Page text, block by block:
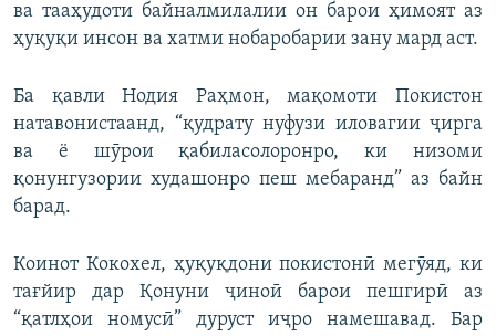
ва тааҳудоти байналмилалии он барои ҳимоят аз
ҳуқуқи инсон ва хатми нобаробарии зану мард аст.
Ба қавли Нодия Раҳмон, мақомоти Покистон
натавонистаанд, “қудрату нуфузи иловагии ҷирга
ва ё шӯрои қабиласолоронро, ки низоми
қонунгузории худашонро пеш мебаранд” аз байн
барад.
Коинот Кокохел, ҳуқуқдони покистонӣ мегӯяд, ки
тағйир дар Қонуни ҷиноӣ барои пешгирӣ аз
“қатлҳои номусӣ” дуруст иҷро намешавад. Бар